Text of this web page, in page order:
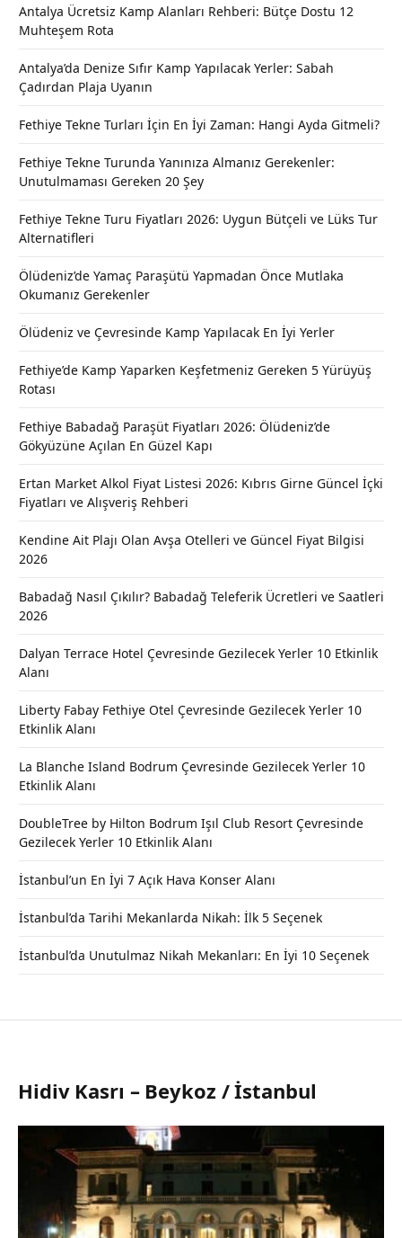
Antalya Ücretsiz Kamp Alanları Rehberi: Bütçe Dostu 12
Muhteşem Rota
Antalya’da Denize Sıfır Kamp Yapılacak Yerler: Sabah
Çadırdan Plaja Uyanın
Fethiye Tekne Turları İçin En İyi Zaman: Hangi Ayda Gitmeli?
Fethiye Tekne Turunda Yanınıza Almanız Gerekenler:
Unutulmaması Gereken 20 Şey
Fethiye Tekne Turu Fiyatları 2026: Uygun Bütçeli ve Lüks Tur
Alternatifleri
Ölüdeniz’de Yamaç Paraşütü Yapmadan Önce Mutlaka
Okumanız Gerekenler
Ölüdeniz ve Çevresinde Kamp Yapılacak En İyi Yerler
Fethiye’de Kamp Yaparken Keşfetmeniz Gereken 5 Yürüyüş
Rotası
Fethiye Babadağ Paraşüt Fiyatları 2026: Ölüdeniz’de
Gökyüzüne Açılan En Güzel Kapı
Ertan Market Alkol Fiyat Listesi 2026: Kıbrıs Girne Güncel İçki
Fiyatları ve Alışveriş Rehberi
Kendine Ait Plajı Olan Avşa Otelleri ve Güncel Fiyat Bilgisi
2026
Babadağ Nasıl Çıkılır? Babadağ Teleferik Ücretleri ve Saatleri
2026
Dalyan Terrace Hotel Çevresinde Gezilecek Yerler 10 Etkinlik
Alanı
Liberty Fabay Fethiye Otel Çevresinde Gezilecek Yerler 10
Etkinlik Alanı
La Blanche Island Bodrum Çevresinde Gezilecek Yerler 10
Etkinlik Alanı
DoubleTree by Hilton Bodrum Işıl Club Resort Çevresinde
Gezilecek Yerler 10 Etkinlik Alanı
İstanbul’un En İyi 7 Açık Hava Konser Alanı
İstanbul’da Tarihi Mekanlarda Nikah: İlk 5 Seçenek
İstanbul’da Unutulmaz Nikah Mekanları: En İyi 10 Seçenek
Hidiv Kasrı – Beykoz / İstanbul